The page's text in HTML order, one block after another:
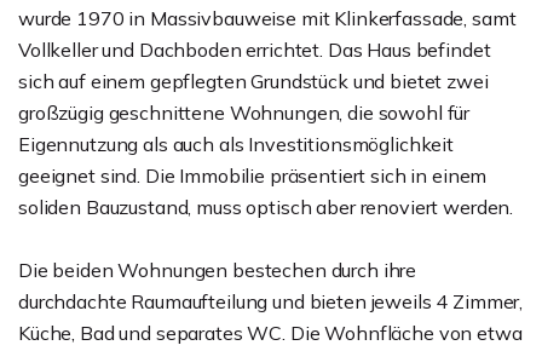
wurde 1970 in Massivbauweise mit Klinkerfassade, samt
Vollkeller und Dachboden errichtet. Das Haus befindet
sich auf einem gepflegten Grundstück und bietet zwei
großzügig geschnittene Wohnungen, die sowohl für
Eigennutzung als auch als Investitionsmöglichkeit
geeignet sind. Die Immobilie präsentiert sich in einem
soliden Bauzustand, muss optisch aber renoviert werden.
Die beiden Wohnungen bestechen durch ihre
durchdachte Raumaufteilung und bieten jeweils 4 Zimmer,
Küche, Bad und separates WC. Die Wohnfläche von etwa